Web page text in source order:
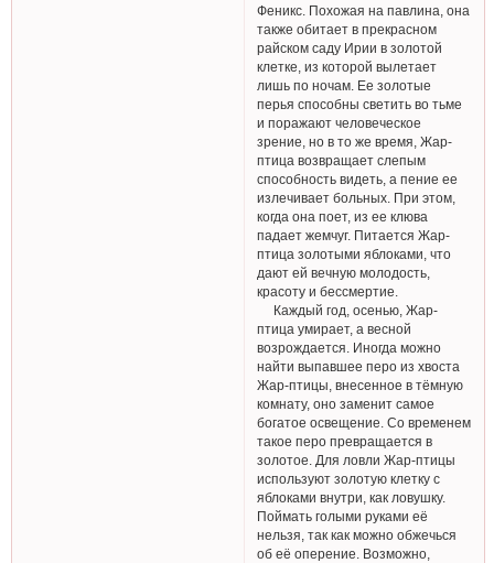
Феникс. Похожая на павлина, она
также обитает в прекрасном
райском саду Ирии в золотой
клетке, из которой вылетает
лишь по ночам. Ее золотые
перья способны светить во тьме
и поражают человеческое
зрение, но в то же время, Жар-
птица возвращает слепым
способность видеть, а пение ее
излечивает больных. При этом,
когда она поет, из ее клюва
падает жемчуг. Питается Жар-
птица золотыми яблоками, что
дают ей вечную молодость,
красоту и бессмертие.
Каждый год, осенью, Жар-
птица умирает, а весной
возрождается. Иногда можно
найти выпавшее перо из хвоста
Жар-птицы, внесенное в тёмную
комнату, оно заменит самое
богатое освещение. Со временем
такое перо превращается в
золотое. Для ловли Жар-птицы
используют золотую клетку с
яблоками внутри, как ловушку.
Поймать голыми руками её
нельзя, так как можно обжечься
об её оперение. Возможно,